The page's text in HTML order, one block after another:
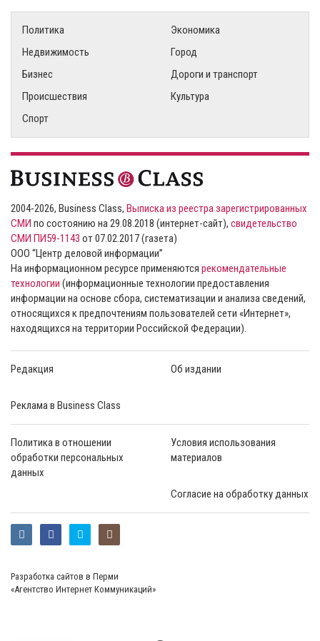
Политика
Экономика
Недвижимость
Город
Бизнес
Дороги и транспорт
Происшествия
Культура
Спорт
2004-2026, Business Class, Выписка из реестра зарегистрированных
СМИ по состоянию на 29.08.2018 (интернет-сайт), свидетельство
СМИ ПИ59-1143 от 07.02.2017 (газета)
ООО “Центр деловой информации”
На информационном ресурсе применяются рекомендательные
технологии (информационные технологии предоставления
информации на основе сбора, систематизации и анализа сведений,
относящихся к предпочтениям пользователей сети «Интернет»,
находящихся на территории Российской Федерации).
Редакция Об издании
Реклама в Business Class
Политика в отношении
обработки персональных
данных
Условия использования
материалов
Согласие на обработку данных
Разработка сайтов в Перми
«Агентство Интернет Коммуникаций»